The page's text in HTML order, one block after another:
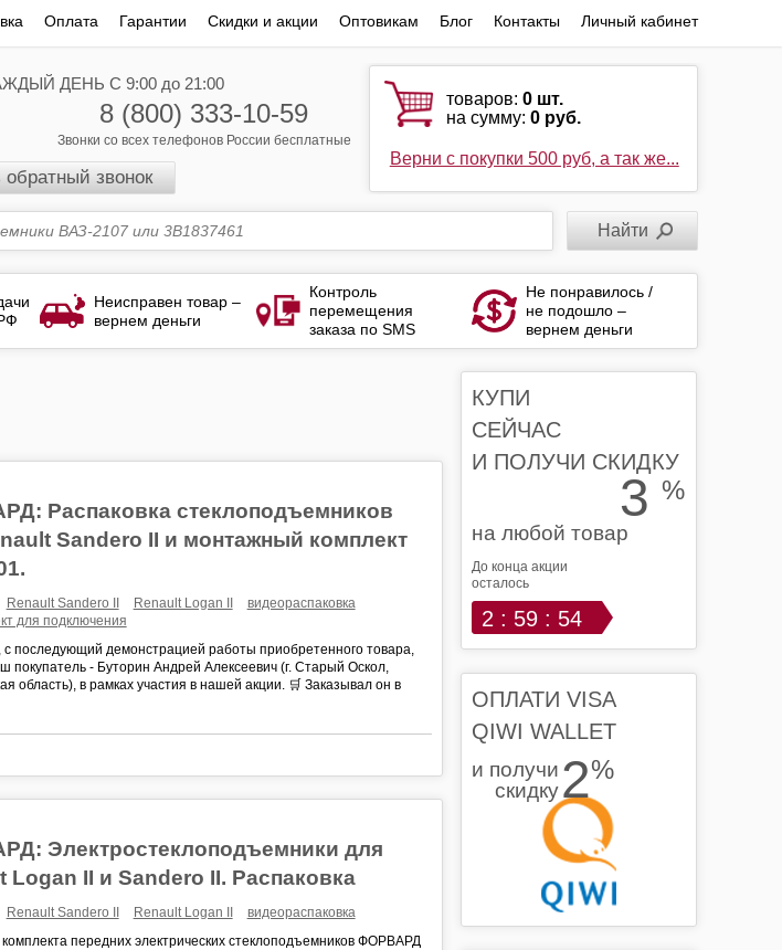
Оплата Гарантии Скидки и акции Оптовикам Блог Контакты Личный кабинет
ДЕНЬ С 9:00 до 21:00
8 (800) 333-10-59
Звонки со всех телефонов России бесплатные
обратный звонок
товаров:0 шт.
на сумму:0 руб.
Верни с покупки 500 руб, а так же...
Неисправен товар –
вернем деньги
Контроль
перемещения
заказа по SMS
Не понравилось /
не подошло –
вернем деньги
Распаковка стеклоподъемников
Sandero II и монтажный комплект
Renault Sandero II Renault Logan II
видеораспаковка
для подключения
с последующий демонстрацией работы приобретенного товара,
покупатель - Буторин Андрей Алексеевич (г. Старый Оскол,
область), в рамках участия в нашей акции. 🛒 Заказывал он в
Электростеклоподъемники для
Logan II и Sandero II. Распаковка
Renault Sandero II Renault Logan II
видеораспаковка
комплекта передних электрических стеклоподъемников ФОРВАРД
КУПИ
СЕЙЧАС
И ПОЛУЧИ СКИДКУ
3 %
на любой товар
До конца акции
осталось
2 : 59 : 54
ОПЛАТИ VISA
QIWI WALLET
и получи
скидку2%